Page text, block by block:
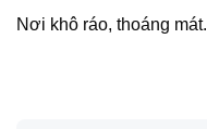
Nơi khô ráo, thoáng mát.